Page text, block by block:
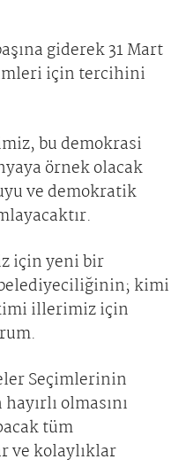
giderek 31 Mart
için tercihini
bu demokrasi
örnek olacak
ve demokratik
için yeni bir
kimi
illerimiz için
Seçimlerinin
olmasını
tüm
ve kolaylıklar